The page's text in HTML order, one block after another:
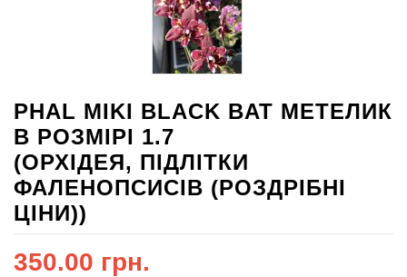
PHAL MIKI BLACK BAT МЕТЕЛИК
В РОЗМІРІ 1.7
(ОРХІДЕЯ, ПІДЛІТКИ
ФАЛЕНОПСИСІВ (РОЗДРІБНІ
ЦІНИ))
350.00 грн.